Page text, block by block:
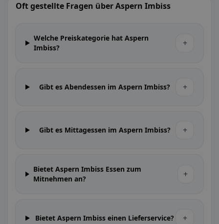
Oft gestellte Fragen über Aspern Imbiss
Welche Preiskategorie hat Aspern
Imbiss?
+
Gibt es Abendessen im Aspern Imbiss? +
Gibt es Mittagessen im Aspern Imbiss? +
Bietet Aspern Imbiss Essen zum
Mitnehmen an?
+
Bietet Aspern Imbiss einen Lieferservice? +